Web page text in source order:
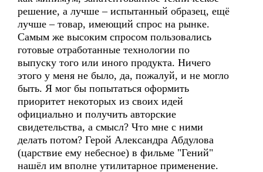
решение, а лучше – испытанный образец, ещё
лучше – товар, имеющий спрос на рынке.
Самым же высоким спросом пользовались
готовые отработанные технологии по
выпуску того или иного продукта. Ничего
этого у меня не было, да, пожалуй, и не могло
быть. Я мог бы попытаться оформить
приоритет некоторых из своих идей
официально и получить авторские
свидетельства, а смысл? Что мне с ними
делать потом? Герой Александра Абдулова
(царствие ему небесное) в фильме "Гений"
нашёл им вполне утилитарное применение.